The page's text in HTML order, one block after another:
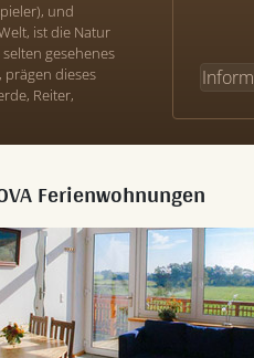
und
ist die Natur
gesehenes
prägen dieses
Reiter,
Ferienwohnungen